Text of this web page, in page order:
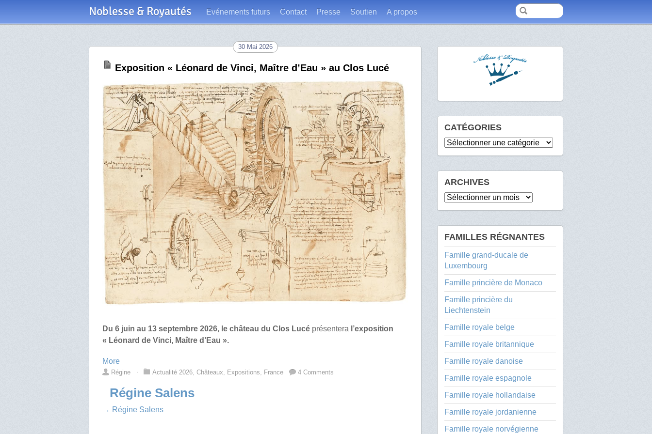
Noblesse & Royautés Evénements futurs Contact Presse Soutien A propos
30 Mai 2026
Exposition « Léonard de Vinci, Maître d’Eau » au Clos Lucé
Du 6 juin au 13 septembre 2026, le château du Clos Lucé présentera l’exposition
« Léonard de Vinci, Maître d’Eau ».
More
Régine ⋅ Actualité 2026 ,Châteaux Expositions France 4 Comments
Régine Salens
→ Régine Salens
CATÉGORIES
Catégories
ARCHIVES
Archives
FAMILLES RÉGNANTES
Famille grand-ducale de
Luxembourg
Famille princière de Monaco
Famille princière du
Liechtenstein
Famille royale belge
Famille royale britannique
Famille royale danoise
Famille royale espagnole
Famille royale hollandaise
Famille royale jordanienne
Famille royale norvégienne